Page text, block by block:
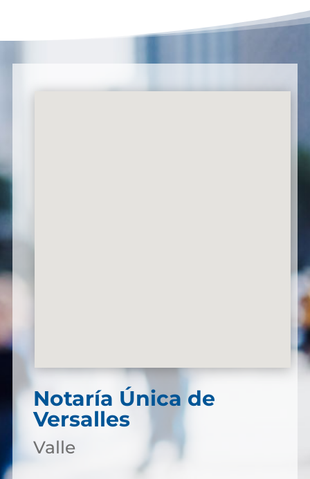
Notaría Única de
Versalles
Valle